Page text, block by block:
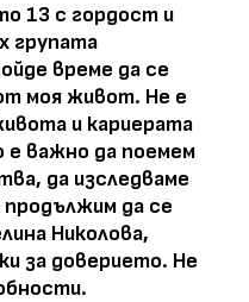
13 с гордост и
групата
време да се
моя живот. Не е
и кариерата
е важно да поемем
да изследваме
да се
Николова,
за доверието. Не